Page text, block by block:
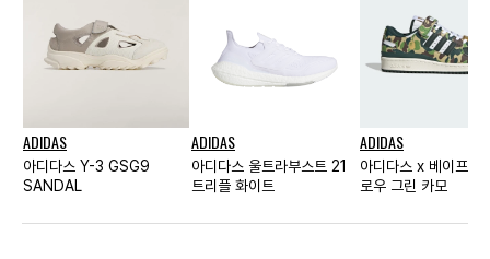
ADIDAS
아디다스 Y-3 GSG9
SANDAL
ADIDAS
아디다스 울트라부스트 21
트리플 화이트
ADIDAS
아디다스 x 베이프
로우 그린 카모